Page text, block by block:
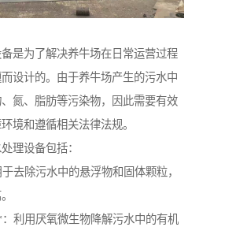
是为了解决养牛场在日常运营过程
设计的。由于养牛场产生的污水中
氮、脂肪等污染物，因此需要有效
境和遵循相关法律法规。
理设备包括：
去除污水中的悬浮物和固体颗粒，
利用厌氧微生物降解污水中的有机